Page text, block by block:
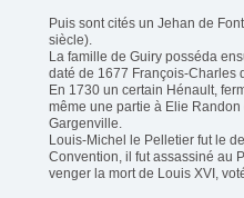
Puis sont cités un Jehan de
siècle).
La famille de Guiry posséda
daté de 1677 François-Charles
En 1730 un certain Hénault,
même une partie à Elie
Gargenville.
Louis-Michel le Pelletier fut le
Convention, il fut assassiné au
venger la mort de Louis XVI,